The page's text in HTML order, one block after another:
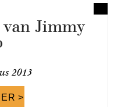
Jimmy
2013
>